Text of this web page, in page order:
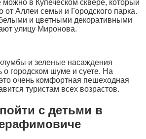
в Купеческом сквере, который
от Аллеи семьи и Городского парка.
и цветными декоративными
улицу Миронова.
и зеленые насаждения
о городском шуме и суете. На
очень комфортная пешеходная
туристам всех возрастов.
с детьми в